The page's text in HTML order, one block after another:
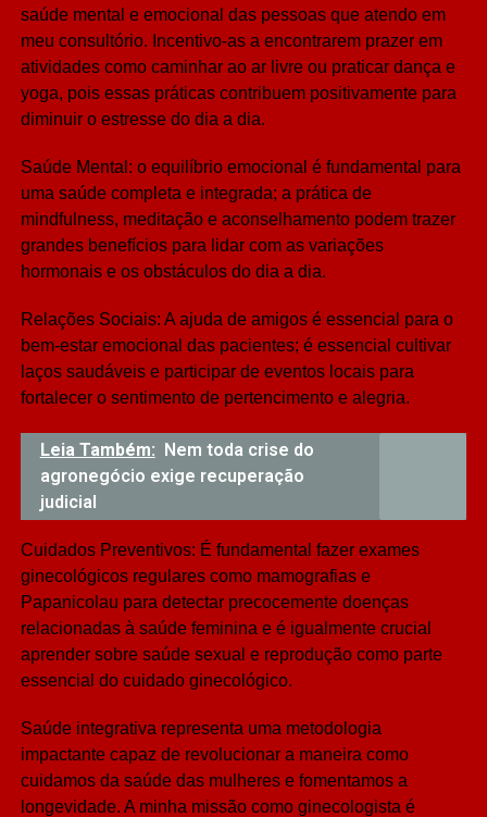
saúde mental e emocional das pessoas que atendo em
meu consultório. Incentivo-as a encontrarem prazer em
atividades como caminhar ao ar livre ou praticar dança e
yoga, pois essas práticas contribuem positivamente para
diminuir o estresse do dia a dia.
Saúde Mental: o equilíbrio emocional é fundamental para
uma saúde completa e integrada; a prática de
mindfulness, meditação e aconselhamento podem trazer
grandes benefícios para lidar com as variações
hormonais e os obstáculos do dia a dia.
Relações Sociais: A ajuda de amigos é essencial para o
bem-estar emocional das pacientes; é essencial cultivar
laços saudáveis e participar de eventos locais para
fortalecer o sentimento de pertencimento e alegria.
Leia Também: Nem toda crise do
agronegócio exige recuperação
judicial
Cuidados Preventivos: É fundamental fazer exames
ginecológicos regulares como mamografias e
Papanicolau para detectar precocemente doenças
relacionadas à saúde feminina e é igualmente crucial
aprender sobre saúde sexual e reprodução como parte
essencial do cuidado ginecológico.
Saúde integrativa representa uma metodologia
impactante capaz de revolucionar a maneira como
cuidamos da saúde das mulheres e fomentamos a
longevidade. A minha missão como ginecologista é